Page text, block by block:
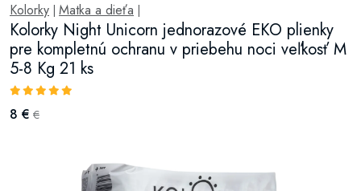
Kolorky Matka a dieťa
Kolorky Night Unicorn jednorazové EKO plienky
pre kompletnú ochranu v priebehu noci veľkosť M
5-8 Kg 21 ks
8 € €